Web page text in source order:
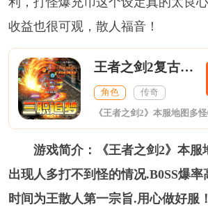
收益也很可观，散人福音！
王者之剑2复古攻速十二流派
角色 传奇
游戏简介：《王者之剑2》本服
出现人多打不到怪的情况.B0SS爆率
时间为王散人第一宗旨.用心做好服